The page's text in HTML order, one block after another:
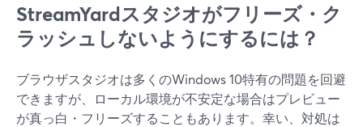
StreamYardスタジオがフリーズ・ク
ラッシュしないようにするには？
ブラウザスタジオは多くのWindows 10特有の問題を回避
できますが、ローカル環境が不安定な場合はプレビュー
が真っ白・フリーズすることもあります。幸い、対処は